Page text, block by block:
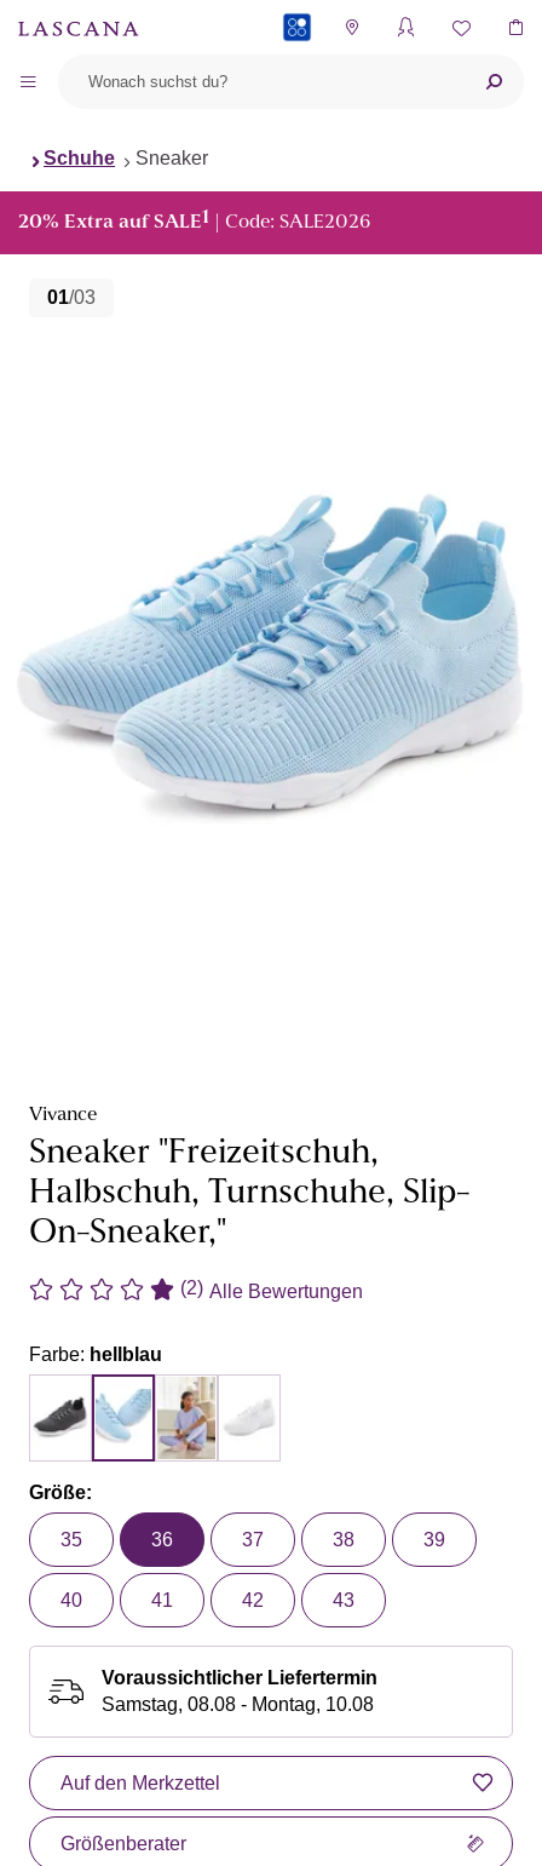
Schuhe Sneaker
20% Extra auf SALE1 | Code: SALE2026
01/03
Vivance
Sneaker "Freizeitschuh,
Halbschuh, Turnschuhe, Slip-
On-Sneaker,"
(2) Alle Bewertungen
Farbe: hellblau
Größe:
35 36 37 38 39
40 41 42 43
Voraussichtlicher Liefertermin
Samstag, 08.08 - Montag, 10.08
Auf den Merkzettel
Größenberater